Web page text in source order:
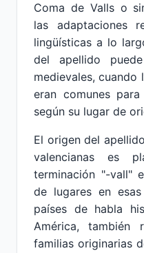
Coma de Valls o
las adaptaciones
lingüísticas a lo
del apellido
medievales,
eran comunes
según su lugar de
El origen del
valencianas es
terminación "-vall"
de lugares en
países de habla
América, también
familias originarias